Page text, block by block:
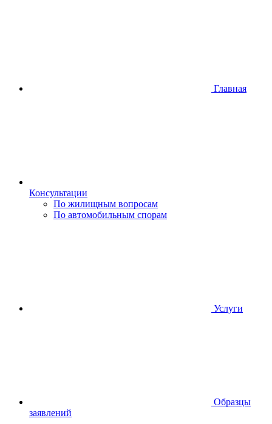
Главная
Консультации
По жилищным вопросам
По автомобильным спорам
Услуги
Образцы
заявлений